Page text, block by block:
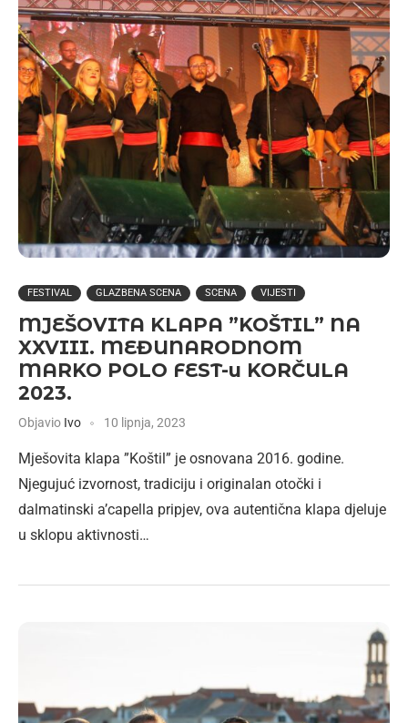
FESTIVAL GLAZBENA SCENA SCENA VIJESTI
MJEŠOVITA KLAPA ”KOŠTIL” NA
XXVIII. MEĐUNARODNOM
MARKO POLO FEST-u KORČULA
2023.
Objavio Ivo 10 lipnja, 2023
Mješovita klapa ”Koštil” je osnovana 2016. godine.
Njegujuć izvornost, tradiciju i originalan otočki i
dalmatinski a’capella pripjev, ova autentična klapa djeluje
u sklopu aktivnosti…